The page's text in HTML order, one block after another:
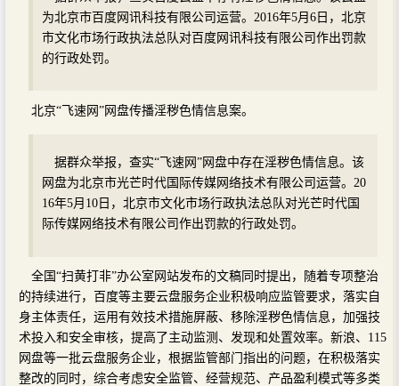
为北京市百度网讯科技有限公司运营。2016年5月6日，北京
市文化市场行政执法总队对百度网讯科技有限公司作出罚款
的行政处罚。
北京“飞速网”网盘传播淫秽色情信息案。
据群众举报，查实“飞速网”网盘中存在淫秽色情信息。该
网盘为北京市光芒时代国际传媒网络技术有限公司运营。20
16年5月10日，北京市文化市场行政执法总队对光芒时代国
际传媒网络技术有限公司作出罚款的行政处罚。
全国“扫黄打非”办公室网站发布的文稿同时提出，随着专项整治
的持续进行，百度等主要云盘服务企业积极响应监管要求，落实自
身主体责任，运用有效技术措施屏蔽、移除淫秽色情信息，加强技
术投入和安全审核，提高了主动监测、发现和处置效率。新浪、115
网盘等一批云盘服务企业，根据监管部门指出的问题，在积极落实
整改的同时，综合考虑安全监管、经营规范、产品盈利模式等多类